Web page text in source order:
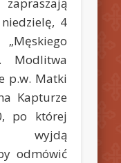
4
Modlitwa
p.w. Matki
Kapturze
po której
wyjdą
odmówić